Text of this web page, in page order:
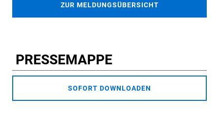
ZUR MELDUNGSÜBERSICHT
PRESSEMAPPE
SOFORT DOWNLOADEN